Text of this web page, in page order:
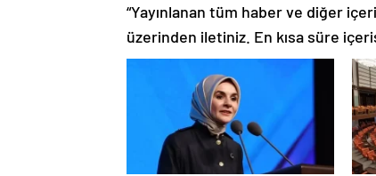
“Yayınlanan tüm haber ve diğer
üzerinden iletiniz. En kısa süre